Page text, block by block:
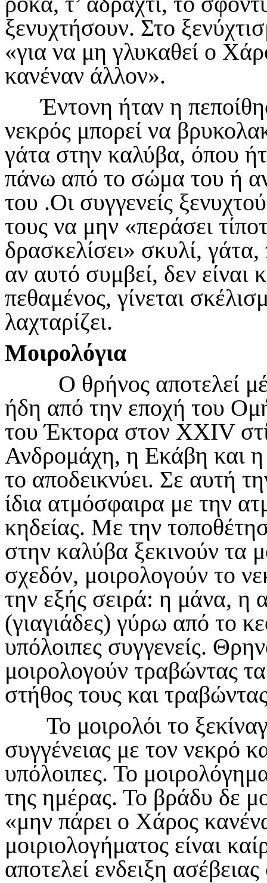
ξενυχτήσουν. Στο
«για να μη γλυκαθεί ο
κανέναν άλλον».
Έντονη ήταν η
νεκρός μπορεί να
γάτα στην καλύβα, όπου
πάνω από το σώμα του ή
του .Οι συγγενείς
τους να μην «περάσει
δρασκελίσει» σκυλί,
αν αυτό συμβεί, δεν είναι
πεθαμένος, γίνεται
λαχταρίζει.
Μοιρολόγια
Ο θρήνος αποτελεί
ήδη από την εποχή του
του Έκτορα στον XXIV
Ανδρομάχη, η Εκάβη και η
το αποδεικνύει. Σε αυτή
ίδια ατμόσφαιρα με την
κηδείας. Με την
στην καλύβα ξεκινούν τα
σχεδόν, μοιρολογούν το
την εξής σειρά: η μάνα, η
(γιαγιάδες) γύρω από το
υπόλοιπες συγγενείς.
μοιρολογούν τραβώντας
στήθος τους και
Το μοιρολόι το
συγγένειας με τον νεκρό
υπόλοιπες. Το
της ημέρας. Το βράδυ δε
«μην πάρει ο Χάρος
μοιριολογήματος είναι
αποτελεί ενδειξη